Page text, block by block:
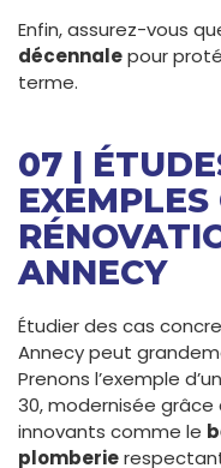
Enfin, assurez-vous
décennalepour
terme.
07 |
EXEMPLES
ANNECY
Étudier des cas
Annecy peut
Prenons l’exemple
30, modernisée grâce
innovants comme le
plomberie